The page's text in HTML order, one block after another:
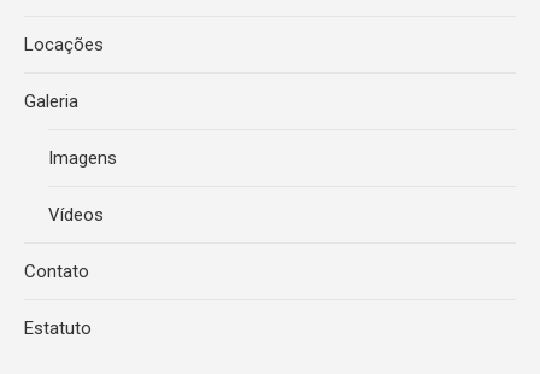
Locações
Galeria
Imagens
Vídeos
Contato
Estatuto